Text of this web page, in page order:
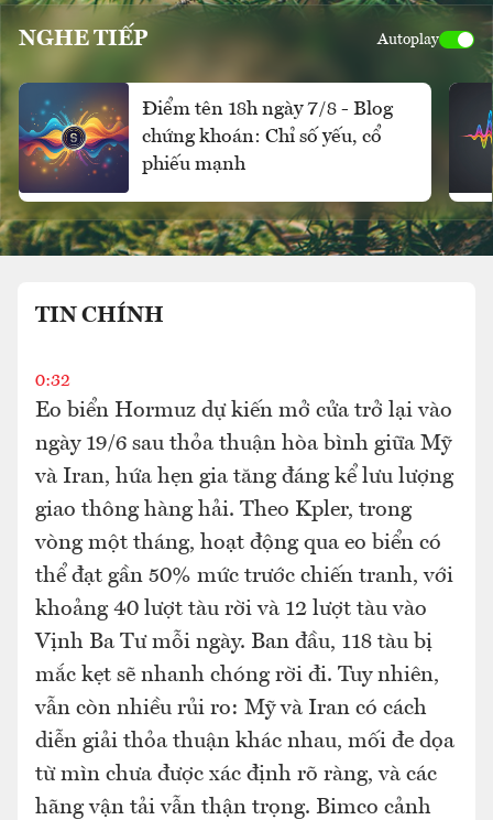
NGHE TIẾP Autoplay
Điểm tên 18h ngày 7/8 - Blog
chứng khoán: Chỉ số yếu, cổ
phiếu mạnh
TIN CHÍNH
0:32
Eo biển Hormuz dự kiến mở cửa trở lại vào
ngày 19/6 sau thỏa thuận hòa bình giữa Mỹ
và Iran, hứa hẹn gia tăng đáng kể lưu lượng
giao thông hàng hải. Theo Kpler, trong
vòng một tháng, hoạt động qua eo biển có
thể đạt gần 50% mức trước chiến tranh, với
khoảng 40 lượt tàu rời và 12 lượt tàu vào
Vịnh Ba Tư mỗi ngày. Ban đầu, 118 tàu bị
mắc kẹt sẽ nhanh chóng rời đi. Tuy nhiên,
vẫn còn nhiều rủi ro: Mỹ và Iran có cách
diễn giải thỏa thuận khác nhau, mối đe dọa
từ mìn chưa được xác định rõ ràng, và các
hãng vận tải vẫn thận trọng. Bimco cảnh